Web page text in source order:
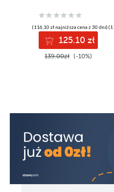
(116,10 zł najniższa cena z 30 dni)
125.10 zł
139.00zł (-10%)